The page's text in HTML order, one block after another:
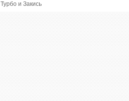
Турбо и Закись